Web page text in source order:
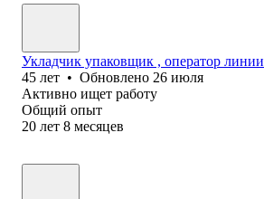
Укладчик упаковщик , оператор линии
45 лет • Обновлено 26 июля
Активно ищет работу
Общий опыт
20 лет 8 месяцев